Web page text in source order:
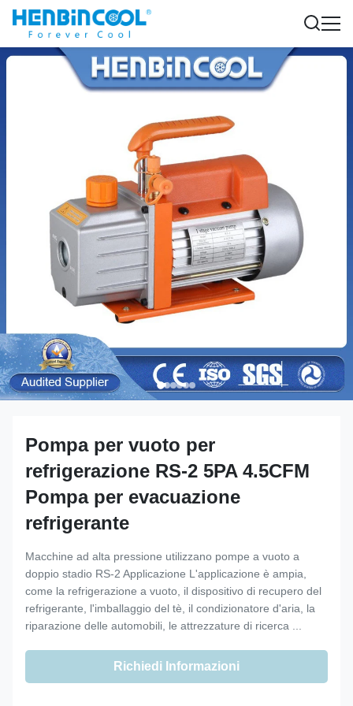
Pompa per vuoto per
refrigerazione RS-2 5PA 4.5CFM
Pompa per evacuazione
refrigerante
Macchine ad alta pressione utilizzano pompe a vuoto a
doppio stadio RS-2 Applicazione L'applicazione è ampia,
come la refrigerazione a vuoto, il dispositivo di recupero del
refrigerante, l'imballaggio del tè, il condizionatore d'aria, la
riparazione delle automobili, le attrezzature di ricerca ...
Richiedi Informazioni